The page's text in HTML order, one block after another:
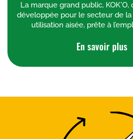
La marque grand public,
développée pour le secteur de la
utilisation aisée, prête à
En savoir plus